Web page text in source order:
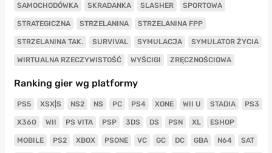
SAMOCHODÓWKA SKRADANKA SLASHER SPORTOWA
STRATEGICZNA STRZELANINA STRZELANINA FPP
STRZELANINA TAK. SURVIVAL SYMULACJA SYMULATOR ŻYCIA
WIRTUALNA RZECZYWISTOŚĆ WYŚCIGI ZRĘCZNOŚCIOWA
Ranking gier wg platformy
PS5 XSX|S NS2 NS PC PS4 XONE WII U STADIA PS3
X360 WII PS VITA PSP 3DS DS PSN XL ESHOP
MOBILE PS2 XBOX PSONE VC GC DC GBA N64 SAT